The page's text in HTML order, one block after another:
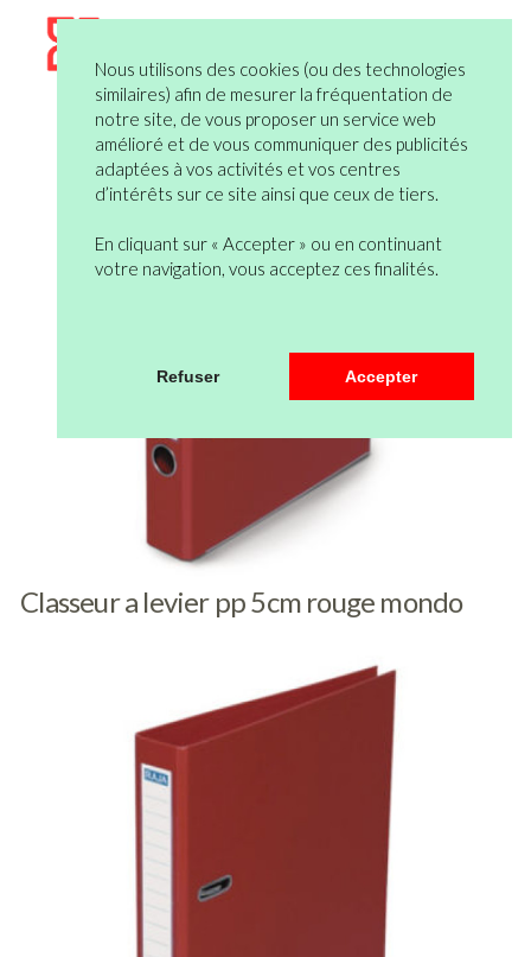
Nous utilisons des cookies (ou des technologies
similaires) afin de mesurer la fréquentation de
notre site, de vous proposer un service web
amélioré et de vous communiquer des publicités
adaptées à vos activités et vos centres
d’intérêts sur ce site ainsi que ceux de tiers.
En cliquant sur « Accepter » ou en continuant
votre navigation, vous acceptez ces finalités.
Refuser Accepter
Classeur a levier pp 5cm rouge mondo